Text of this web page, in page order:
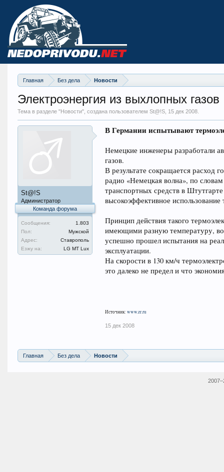
Главная Без дела Новости
Электроэнергия из выхлопных газов
Тема в разделе "Новости", создана пользователем St@!S, 15 дек 2008.
St@!S
Администратор
Команда форума
Сообщения:
1.803
Пол:
Мужской
Адрес:
Ставрополь
Езжу на:
LG MT Lux
В Германии испытывают
Немецкие инженеры разработали
газов.
В результате сокращается расход
радио «Немецкая волна», по
транспортных средств в
высокоэффективное
Принцип действия такого
имеющими разную температуру,
успешно прошел испытания на
эксплуатации.
На скорости в 130 км/ч
это далеко не предел и что
Источник: www.zr.ru
15 дек 2008
Главная Без дела Новости
2007–